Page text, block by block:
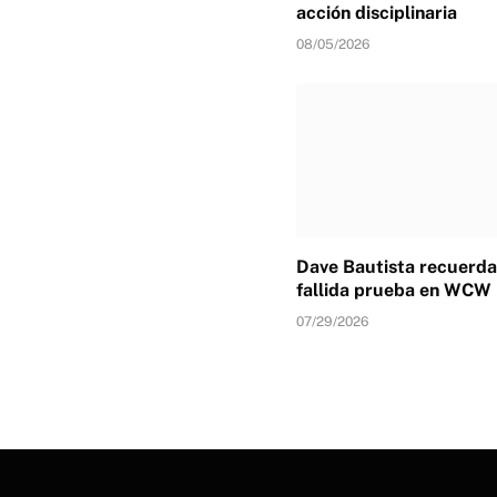
acción disciplinaria
08/05/2026
Dave Bautista
fallida prueba en WCW
07/29/2026